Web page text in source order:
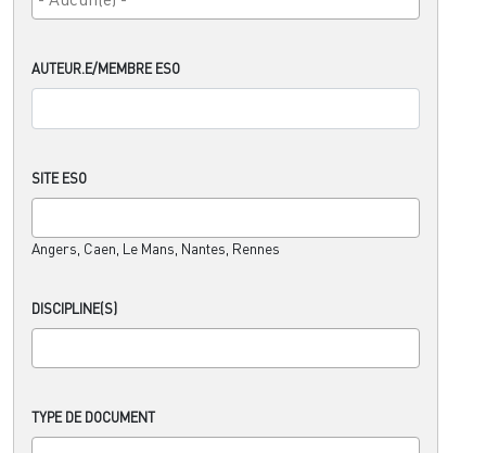
AUTEUR.E/MEMBRE ESO
SITE ESO
Angers, Caen, Le Mans, Nantes, Rennes
DISCIPLINE(S)
TYPE DE DOCUMENT